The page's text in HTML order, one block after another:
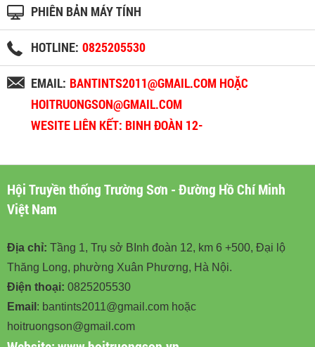
PHIÊN BẢN MÁY TÍNH
HOTLINE: 0825205530
EMAIL: BANTINTS2011@GMAIL.COM HOẶC
HOITRUONGSON@GMAIL.COM
WESITE LIÊN KẾT: BINH ĐOÀN 12-
Hội Truyền thống Trường Sơn - Đường Hồ Chí Minh
Việt Nam
Địa chỉ: Tầng 1, Trụ sở BInh đoàn 12, km 6 +500, Đại lộ
Thăng Long, phường Xuân Phương, Hà Nội.
Điện thoại: 0825205530
Email : bantints2011@gmail.com hoặc
hoitruongson@gmail.com